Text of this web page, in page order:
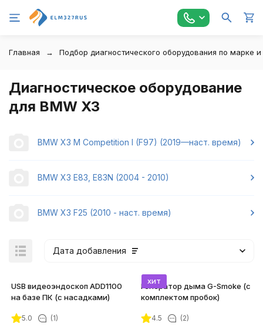
Главная Подбор диагностического оборудования по марке
Диагностическое оборудование
для BMW X3
BMW X3 M Competition I (F97) (2019—наст. время)
BMW X3 E83, E83N (2004 - 2010)
BMW X3 F25 (2010 - наст. время)
Дата добавления
USB видеоэндоскоп ADD1100
на базе ПК (с насадками)
5.0 (1)
хит
Генератор дыма G-Smoke (c
комплектом пробок)
4.5 (2)